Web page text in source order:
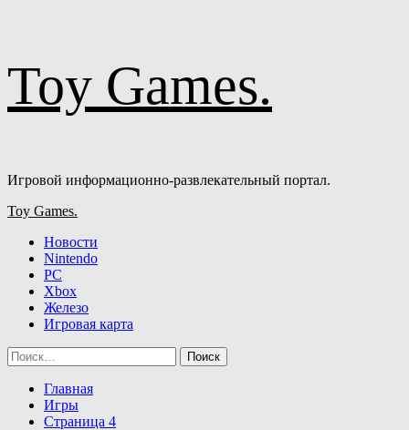
к
содержимому
Toy Games.
Игровой информационно-развлекательный портал.
Основное
Toy Games.
Новости
Nintendo
PC
Xbox
Железо
Игровая карта
Найти:
Главная
Игры
Страница 4